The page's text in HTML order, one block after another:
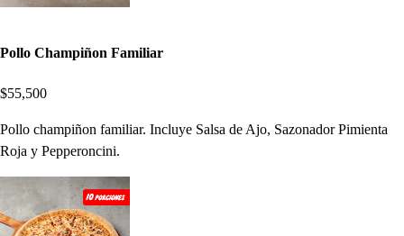
Pollo Champiñon Familiar
$55,500
Pollo champiñon familiar. Incluye Salsa de Ajo, Sazonador Pimienta
Roja y Pepperoncini.